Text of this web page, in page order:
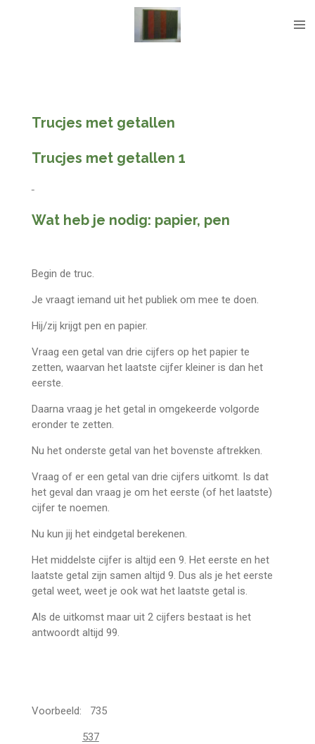
Trucjes met getallen
Trucjes met getallen 1
Wat heb je nodig: papier, pen
Begin de truc.
Je vraagt iemand uit het publiek om mee te doen.
Hij/zij krijgt pen en papier.
Vraag een getal van drie cijfers op het papier te
zetten, waarvan het laatste cijfer kleiner is dan het
eerste.
Daarna vraag je het getal in omgekeerde volgorde
eronder te zetten.
Nu het onderste getal van het bovenste aftrekken.
Vraag of er een getal van drie cijfers uitkomt. Is dat
het geval dan vraag je om het eerste (of het laatste)
cijfer te noemen.
Nu kun jij het eindgetal berekenen.
Het middelste cijfer is altijd een 9. Het eerste en het
laatste getal zijn samen altijd 9. Dus als je het eerste
getal weet, weet je ook wat het laatste getal is.
Als de uitkomst maar uit 2 cijfers bestaat is het
antwoordt altijd 99.
Voorbeeld: 735
537